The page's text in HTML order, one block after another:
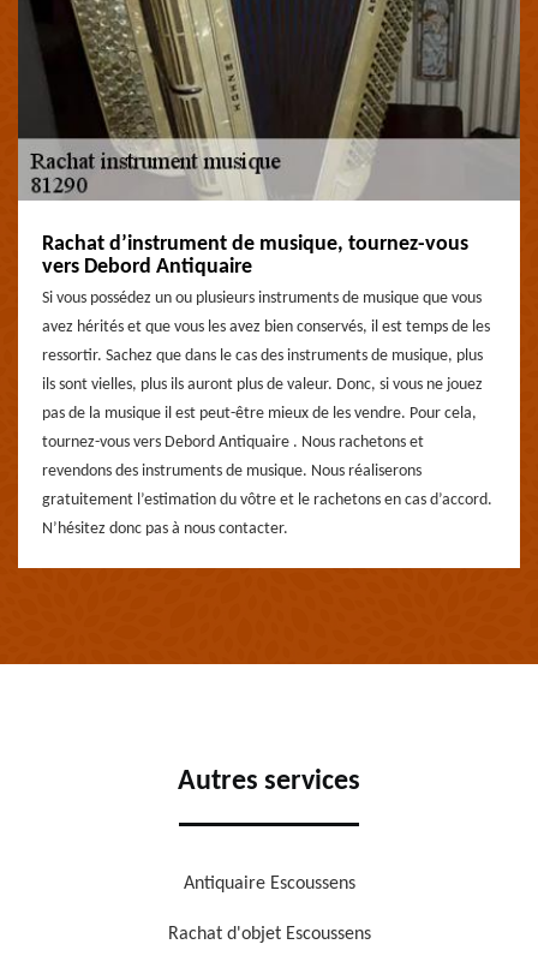
Rachat d’instrument de musique, tournez-vous
vers Debord Antiquaire
Si vous possédez un ou plusieurs instruments de musique que vous
avez hérités et que vous les avez bien conservés, il est temps de les
ressortir. Sachez que dans le cas des instruments de musique, plus
ils sont vielles, plus ils auront plus de valeur. Donc, si vous ne jouez
pas de la musique il est peut-être mieux de les vendre. Pour cela,
tournez-vous vers Debord Antiquaire . Nous rachetons et
revendons des instruments de musique. Nous réaliserons
gratuitement l’estimation du vôtre et le rachetons en cas d’accord.
N’hésitez donc pas à nous contacter.
Autres services
Antiquaire Escoussens
Rachat d'objet Escoussens